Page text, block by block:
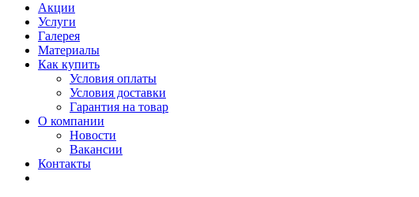
Акции
Услуги
Галерея
Материалы
Как купить
Условия оплаты
Условия доставки
Гарантия на товар
О компании
Новости
Вакансии
Контакты